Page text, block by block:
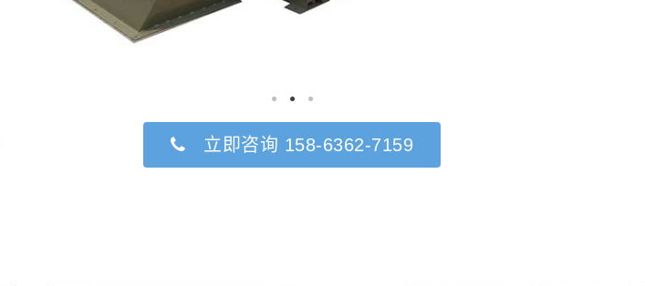
立即咨询 158-6362-7159